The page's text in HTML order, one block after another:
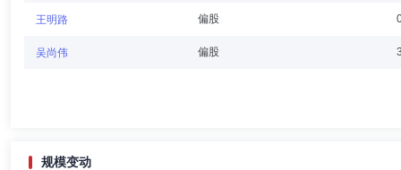
窦星华 常务副总经理,投资决策委员会成员
王明路 偏股
吴尚伟 偏股
规模变动